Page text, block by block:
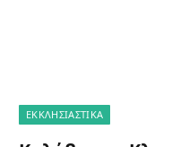
ΕΚΚΛΗΣΙΑΣΤΙΚΑ